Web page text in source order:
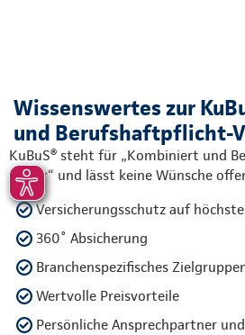
Wissenswertes zur
und Berufshaftpflicht-
KuBuS® steht für „Kombiniert und
Sicher“ und lässt keine Wünsche
Versicherungsschutz auf
360˚ Absicherung
Branchenspezifisches
Wertvolle Preisvorteile
Persönliche Ansprechpartner